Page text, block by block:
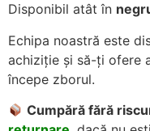
Disponibil atât în
Echipa noastră este
achiziție și să-ți ofere
începe zborul.
Cumpără fără